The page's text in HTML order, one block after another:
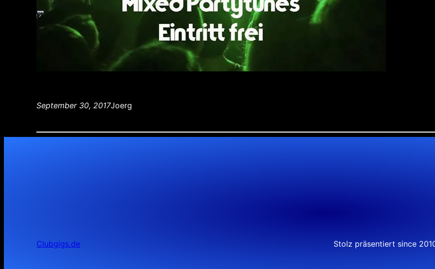
September 30, 2017Joerg
Clubgigs.de Stolz präsentiert since